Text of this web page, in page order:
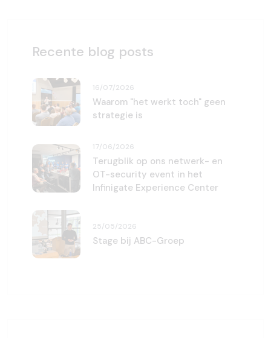
Recente blog posts
16/07/2026
Waarom "het werkt toch" geen
strategie is
17/06/2026
Terugblik op ons netwerk- en
OT-security event in het
Infinigate Experience Center
25/05/2026
Stage bij ABC-Groep